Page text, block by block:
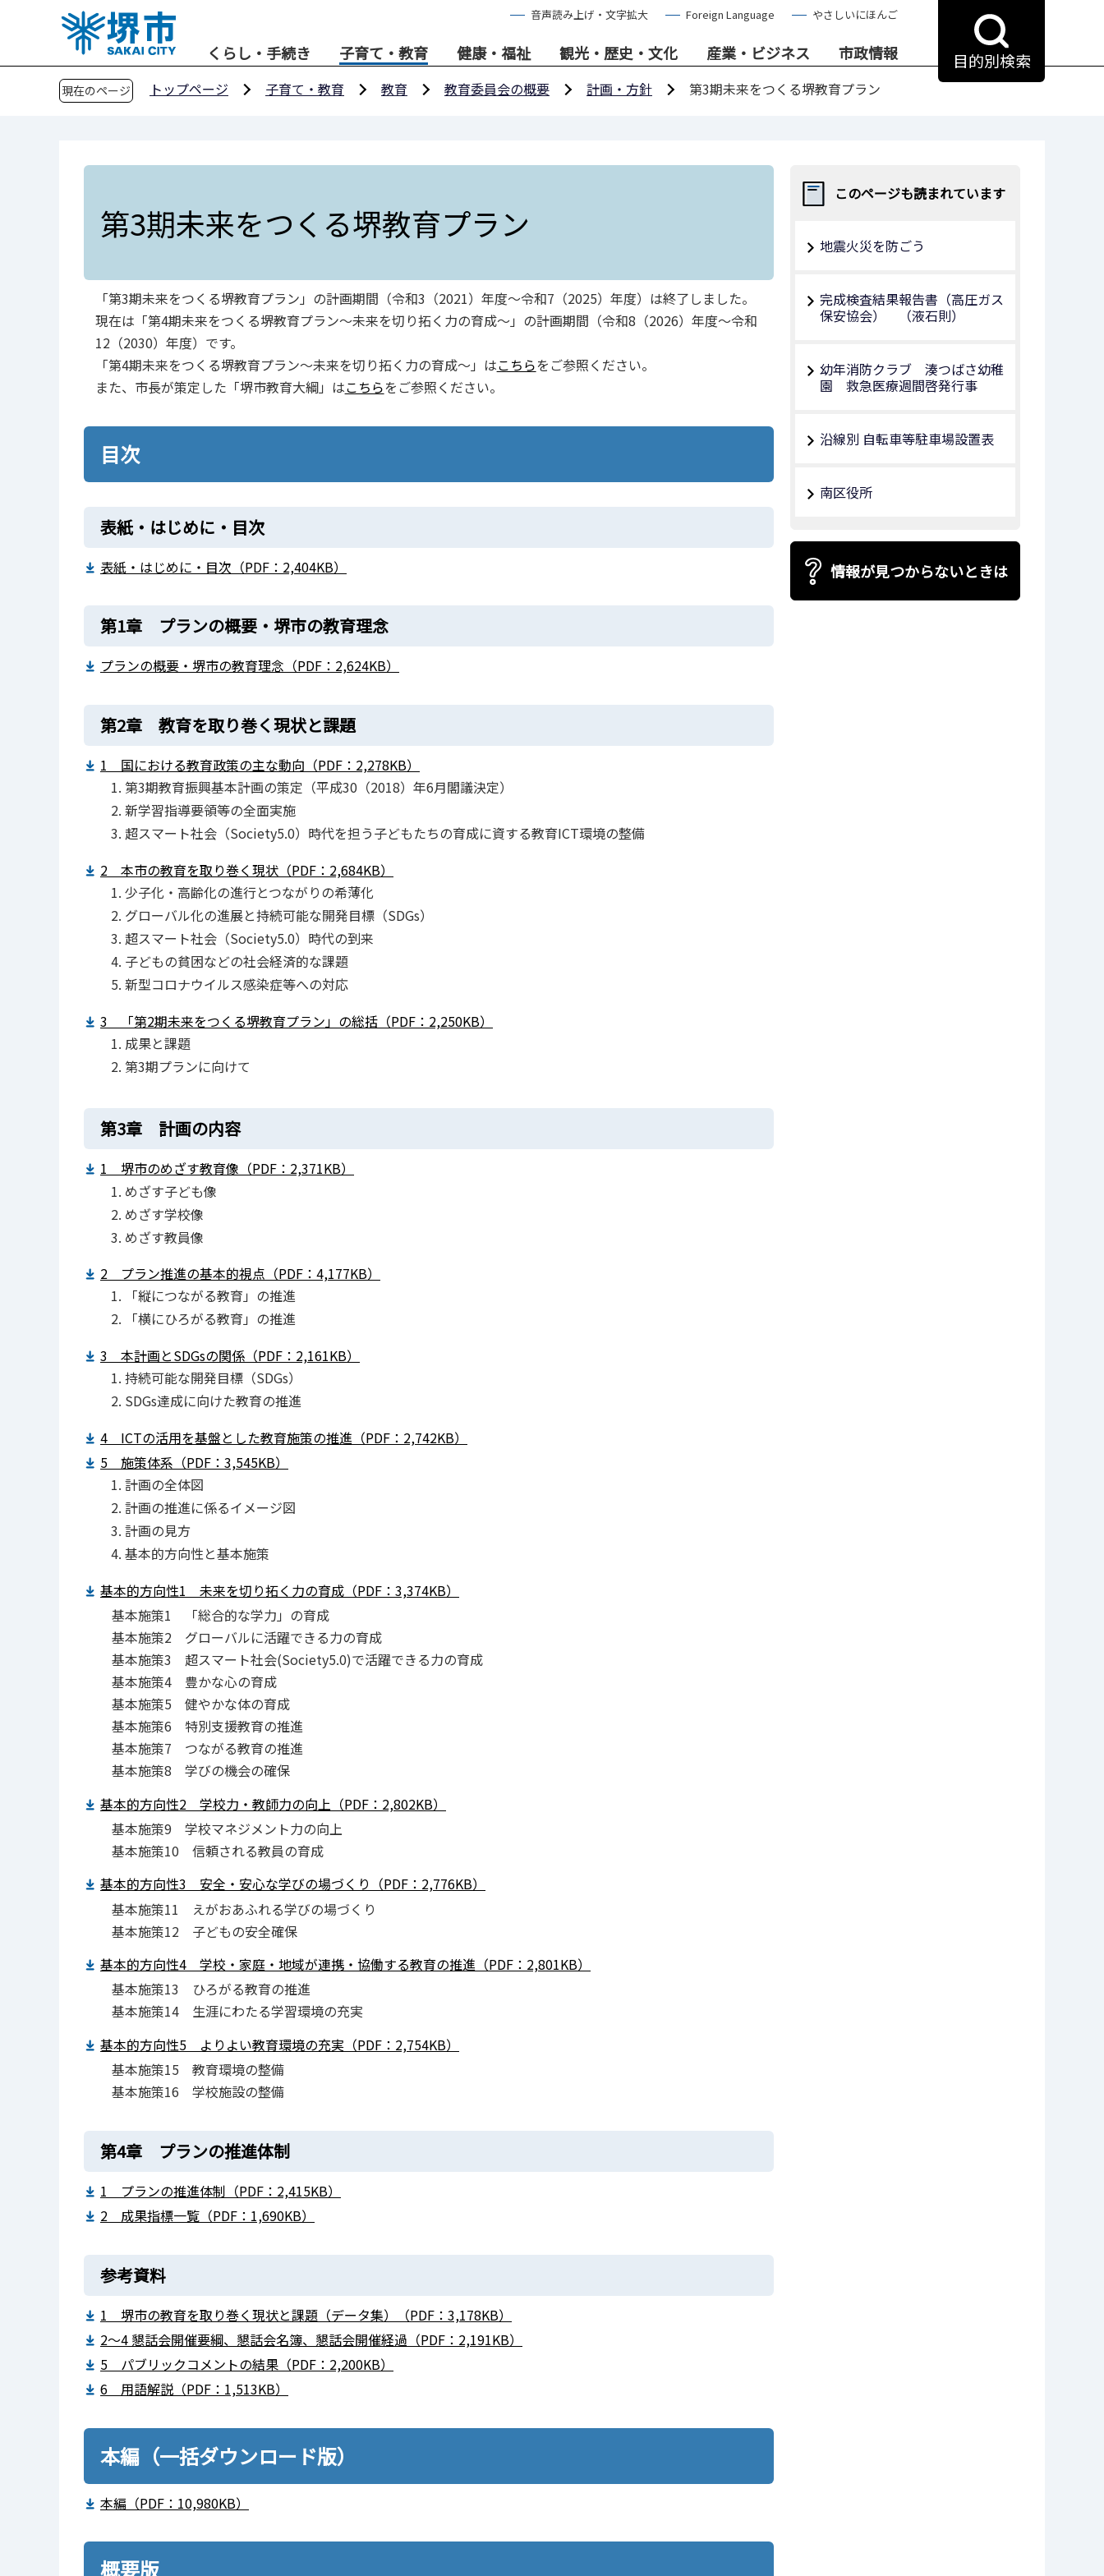
音声読み上げ・文字拡大 Foreign Language やさしいにほんご
くらし・手続き 子育て・教育 健康・福祉 観光・歴史・文化 産業・ビジネス 市政情報 目的別検索
現在のページ トップページ 子育て・教育 教育 教育委員会の概要 計画・方針 第3期未来をつくる堺教育プラン
第3期未来をつくる堺教育プラン
「第3期未来をつくる堺教育プラン」の計画期間（令和3（2021）年度～令和7（2025）年度）は終了しました。
現在は「第4期未来をつくる堺教育プラン～未来を切り拓く力の育成～」の計画期間（令和8（2026）年度～令和
12（2030）年度）です。
「第4期未来をつくる堺教育プラン～未来を切り拓く力の育成～」はこちらをご参照ください。
また、市長が策定した「堺市教育大綱」はこちらをご参照ください。
目次
表紙・はじめに・目次
表紙・はじめに・目次（PDF：2,404KB）
第1章 プランの概要・堺市の教育理念
プランの概要・堺市の教育理念（PDF：2,624KB）
第2章 教育を取り巻く現状と課題
1 国における教育政策の主な動向（PDF：2,278KB）
第3期教育振興基本計画の策定（平成30（2018）年6月閣議決定）
新学習指導要領等の全面実施
超スマート社会（Society5.0）時代を担う子どもたちの育成に資する教育ICT環境の整備
2 本市の教育を取り巻く現状（PDF：2,684KB）
少子化・高齢化の進行とつながりの希薄化
グローバル化の進展と持続可能な開発目標（SDGs）
超スマート社会（Society5.0）時代の到来
子どもの貧困などの社会経済的な課題
新型コロナウイルス感染症等への対応
3 「第2期未来をつくる堺教育プラン」の総括（PDF：2,250KB）
成果と課題
第3期プランに向けて
第3章 計画の内容
1 堺市のめざす教育像（PDF：2,371KB）
めざす子ども像
めざす学校像
めざす教員像
2 プラン推進の基本的視点（PDF：4,177KB）
「縦につながる教育」の推進
「横にひろがる教育」の推進
3 本計画とSDGsの関係（PDF：2,161KB）
持続可能な開発目標（SDGs）
SDGs達成に向けた教育の推進
4 ICTの活用を基盤とした教育施策の推進（PDF：2,742KB）
5 施策体系（PDF：3,545KB）
計画の全体図
計画の推進に係るイメージ図
計画の見方
基本的方向性と基本施策
基本的方向性1 未来を切り拓く力の育成（PDF：3,374KB）
基本施策1 「総合的な学力」の育成
基本施策2 グローバルに活躍できる力の育成
基本施策3 超スマート社会(Society5.0)で活躍できる力の育成
基本施策4 豊かな心の育成
基本施策5 健やかな体の育成
基本施策6 特別支援教育の推進
基本施策7 つながる教育の推進
基本施策8 学びの機会の確保
基本的方向性2 学校力・教師力の向上（PDF：2,802KB）
基本施策9 学校マネジメント力の向上
基本施策10 信頼される教員の育成
基本的方向性3 安全・安心な学びの場づくり（PDF：2,776KB）
基本施策11 えがおあふれる学びの場づくり
基本施策12 子どもの安全確保
基本的方向性4 学校・家庭・地域が連携・協働する教育の推進（PDF：2,801KB）
基本施策13 ひろがる教育の推進
基本施策14 生涯にわたる学習環境の充実
基本的方向性5 よりよい教育環境の充実（PDF：2,754KB）
基本施策15 教育環境の整備
基本施策16 学校施設の整備
第4章 プランの推進体制
1 プランの推進体制（PDF：2,415KB）
2 成果指標一覧（PDF：1,690KB）
参考資料
1 堺市の教育を取り巻く現状と課題（データ集）（PDF：3,178KB）
2～4 懇話会開催要綱、懇話会名簿、懇話会開催経過（PDF：2,191KB）
5 パブリックコメントの結果（PDF：2,200KB）
6 用語解説（PDF：1,513KB）
本編（一括ダウンロード版）
本編（PDF：10,980KB）
概要版
このページも読まれています
地震火災を防ごう
完成検査結果報告書（高圧ガス
保安協会） （液石則）
幼年消防クラブ 湊つばさ幼稚
園 救急医療週間啓発行事
沿線別 自転車等駐車場設置表
南区役所
情報が見つからないときは